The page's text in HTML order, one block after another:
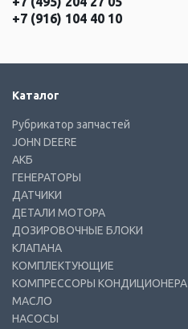
+7 (916) 104 40 10
Каталог
Рубрикатор запчастей
JOHN DEERE
АКБ
ГЕНЕРАТОРЫ
ДАТЧИКИ
ДЕТАЛИ МОТОРА
ДОЗИРОВОЧНЫЕ БЛОКИ
КЛАПАНА
КОМПЛЕКТУЮЩИЕ
КОМПРЕССОРЫ КОНДИЦИОНЕРА
МАСЛО
НАСОСЫ